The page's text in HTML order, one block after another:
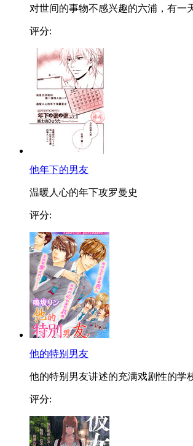
对世间的事物不感兴趣的六浦，有一
评分:
他年下的男友
温暖人心的年下攻罗曼史
评分:
他的特别男友
他的特别男友讲述的充满戏剧性的学
评分: